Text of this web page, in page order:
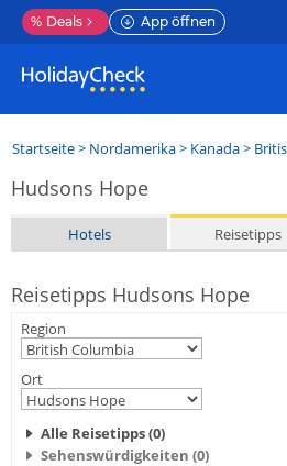
% Deals App öffnen
Startseite> Nordamerika> Kanada>
Hudsons Hope
Hotels Reisetipps
Reisetipps Hudsons Hope
Region
Ort
Alle Reisetipps (0)
Sehenswürdigkeiten (0)